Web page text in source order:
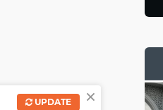
×
UPDATE